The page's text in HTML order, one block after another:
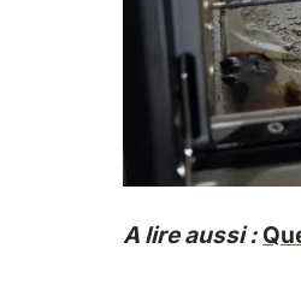
A lire aussi :